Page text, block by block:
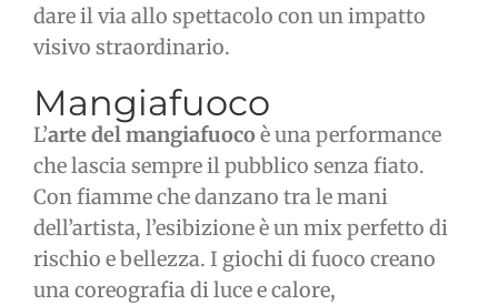
dare il via allo spettacolo con un impatto
visivo straordinario.
Mangiafuoco
L’arte del mangiafuocoè una performance
che lascia sempre il pubblico senza fiato.
Con fiamme che danzano tra le mani
dell’artista, l’esibizione è un mix perfetto di
rischio e bellezza. I giochi di fuoco creano
una coreografia di luce e calore,